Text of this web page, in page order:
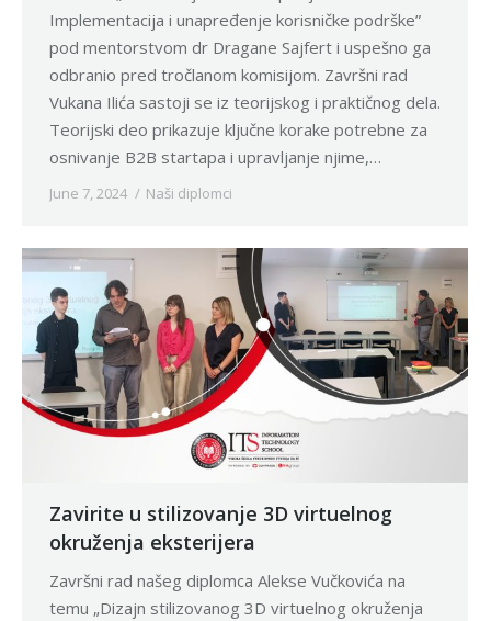
Implementacija i unapređenje korisničke podrške”
pod mentorstvom dr Dragane Sajfert i uspešno ga
odbranio pred tročlanom komisijom. Završni rad
Vukana Ilića sastoji se iz teorijskog i praktičnog dela.
Teorijski deo prikazuje ključne korake potrebne za
osnivanje B2B startapa i upravljanje njime,…
June 7, 2024 Naši diplomci
Zavirite u stilizovanje 3D virtuelnog
okruženja eksterijera
Završni rad našeg diplomca Alekse Vučkovića na
temu „Dizajn stilizovanog 3D virtuelnog okruženja